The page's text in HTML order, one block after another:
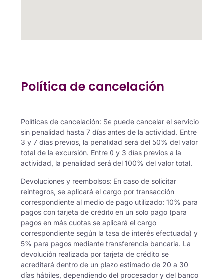
Política de cancelación
Políticas de cancelación: Se puede cancelar el servicio
sin penalidad hasta 7 días antes de la actividad. Entre
3 y 7 días previos, la penalidad será del 50% del valor
total de la excursión. Entre 0 y 3 días previos a la
actividad, la penalidad será del 100% del valor total.
Devoluciones y reembolsos: En caso de solicitar
reintegros, se aplicará el cargo por transacción
correspondiente al medio de pago utilizado: 10% para
pagos con tarjeta de crédito en un solo pago (para
pagos en más cuotas se aplicará el cargo
correspondiente según la tasa de interés efectuada) y
5% para pagos mediante transferencia bancaria. La
devolución realizada por tarjeta de crédito se
acreditará dentro de un plazo estimado de 20 a 30
días hábiles, dependiendo del procesador y del banco